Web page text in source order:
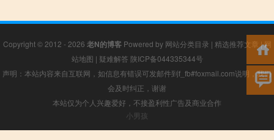
Copyright © 2012 - 2026 老N的博客Powered by 网站分类目录 | 精选推荐文章 |网
站地图 | 疑难解答 陕ICP备044335344号
声明：本站内容来自互联网，如信息有错误可发邮件到f_fb#foxmail.com说明，我们
会及时纠正，谢谢
本站仅为个人兴趣爱好，不接盈利性广告及商业合作
小男孩